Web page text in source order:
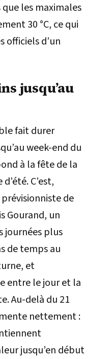
que les maximales
30 °C, ce qui
officiels d’un
jusqu’au
fait durer
week-end du
à la fête de la
C’est,
de
Gourand, un
journées plus
de temps au
et
entre le jour et la
Au-delà du 21
nettement :
jusqu’en début